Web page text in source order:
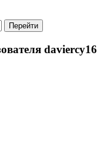
daviercy16